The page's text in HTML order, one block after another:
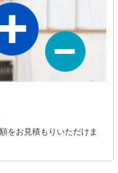
をお見積もりいただけま